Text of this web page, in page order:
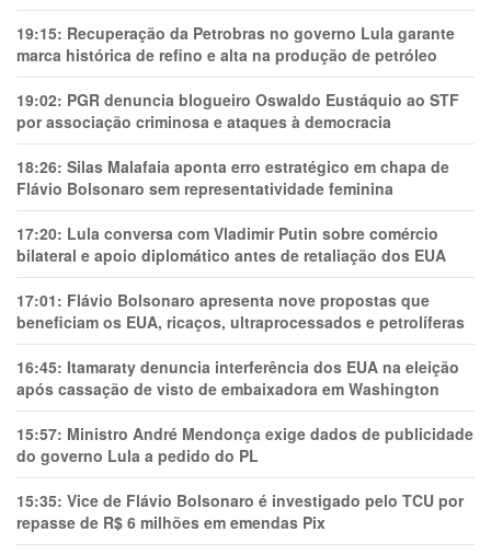
19:15: Recuperação da Petrobras no governo Lula garante
marca histórica de refino e alta na produção de petróleo
19:02: PGR denuncia blogueiro Oswaldo Eustáquio ao STF
por associação criminosa e ataques à democracia
18:26: Silas Malafaia aponta erro estratégico em chapa de
Flávio Bolsonaro sem representatividade feminina
17:20: Lula conversa com Vladimir Putin sobre comércio
bilateral e apoio diplomático antes de retaliação dos EUA
17:01: Flávio Bolsonaro apresenta nove propostas que
beneficiam os EUA, ricaços, ultraprocessados e petrolíferas
16:45: Itamaraty denuncia interferência dos EUA na eleição
após cassação de visto de embaixadora em Washington
15:57: Ministro André Mendonça exige dados de publicidade
do governo Lula a pedido do PL
15:35: Vice de Flávio Bolsonaro é investigado pelo TCU por
repasse de R$ 6 milhões em emendas Pix